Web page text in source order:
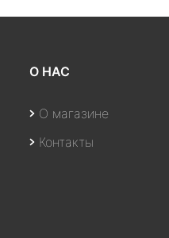
О НАС
О магазине
Контакты